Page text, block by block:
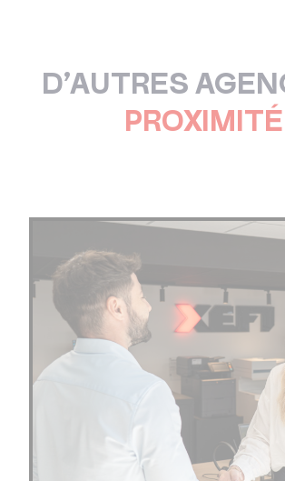
D’AUTRES
PROXIMITÉ